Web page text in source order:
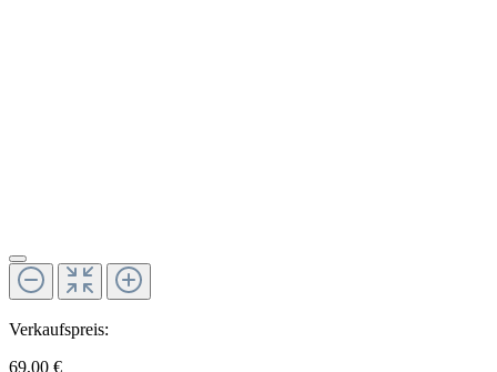
Verkaufspreis:
69,00 €